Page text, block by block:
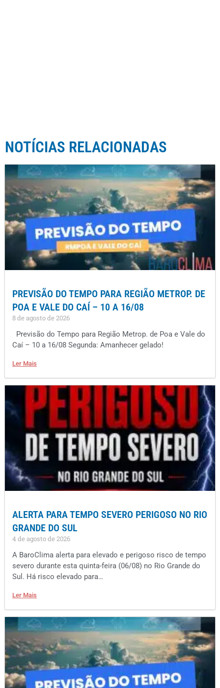
NOTÍCIAS RELACIONADAS
PREVISÃO DO TEMPO PARA REGIÃO METROP. DE
POA E VALE DO CAÍ – 10 A 16/08
8 de agosto de 2026
Previsão do Tempo para Região Metrop. de Poa e Vale do
Caí – 10 a 16/08 Segunda: Amanhecer gelado!
Ler Mais
ALERTA PARA TEMPO SEVERO PERIGOSO NO RIO
GRANDE DO SUL
4 de agosto de 2026
A BaroClima alerta para elevado e perigoso risco de tempo
severo durante esta quinta-feira (06/08) no Rio Grande do
Sul. Há risco elevado para…
Ler Mais